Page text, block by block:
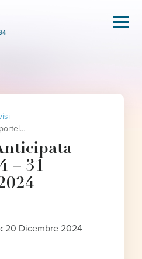
2024
– 31
20 Dicembre 2024